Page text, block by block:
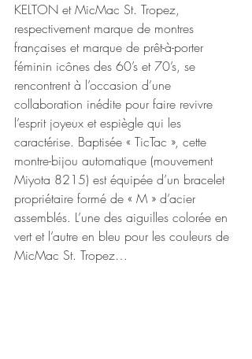
KELTON et MicMac St. Tropez,
respectivement marque de montres
françaises et marque de prêt-à-porter
féminin icônes des 60’s et 70’s, se
rencontrent à l’occasion d’une
collaboration inédite pour faire revivre
l’esprit joyeux et espiègle qui les
caractérise. Baptisée « TicTac », cette
montre-bijou automatique (mouvement
Miyota 8215) est équipée d’un bracelet
propriétaire formé de « M » d’acier
assemblés. L’une des aiguilles colorée en
vert et l’autre en bleu pour les couleurs de
MicMac St. Tropez…